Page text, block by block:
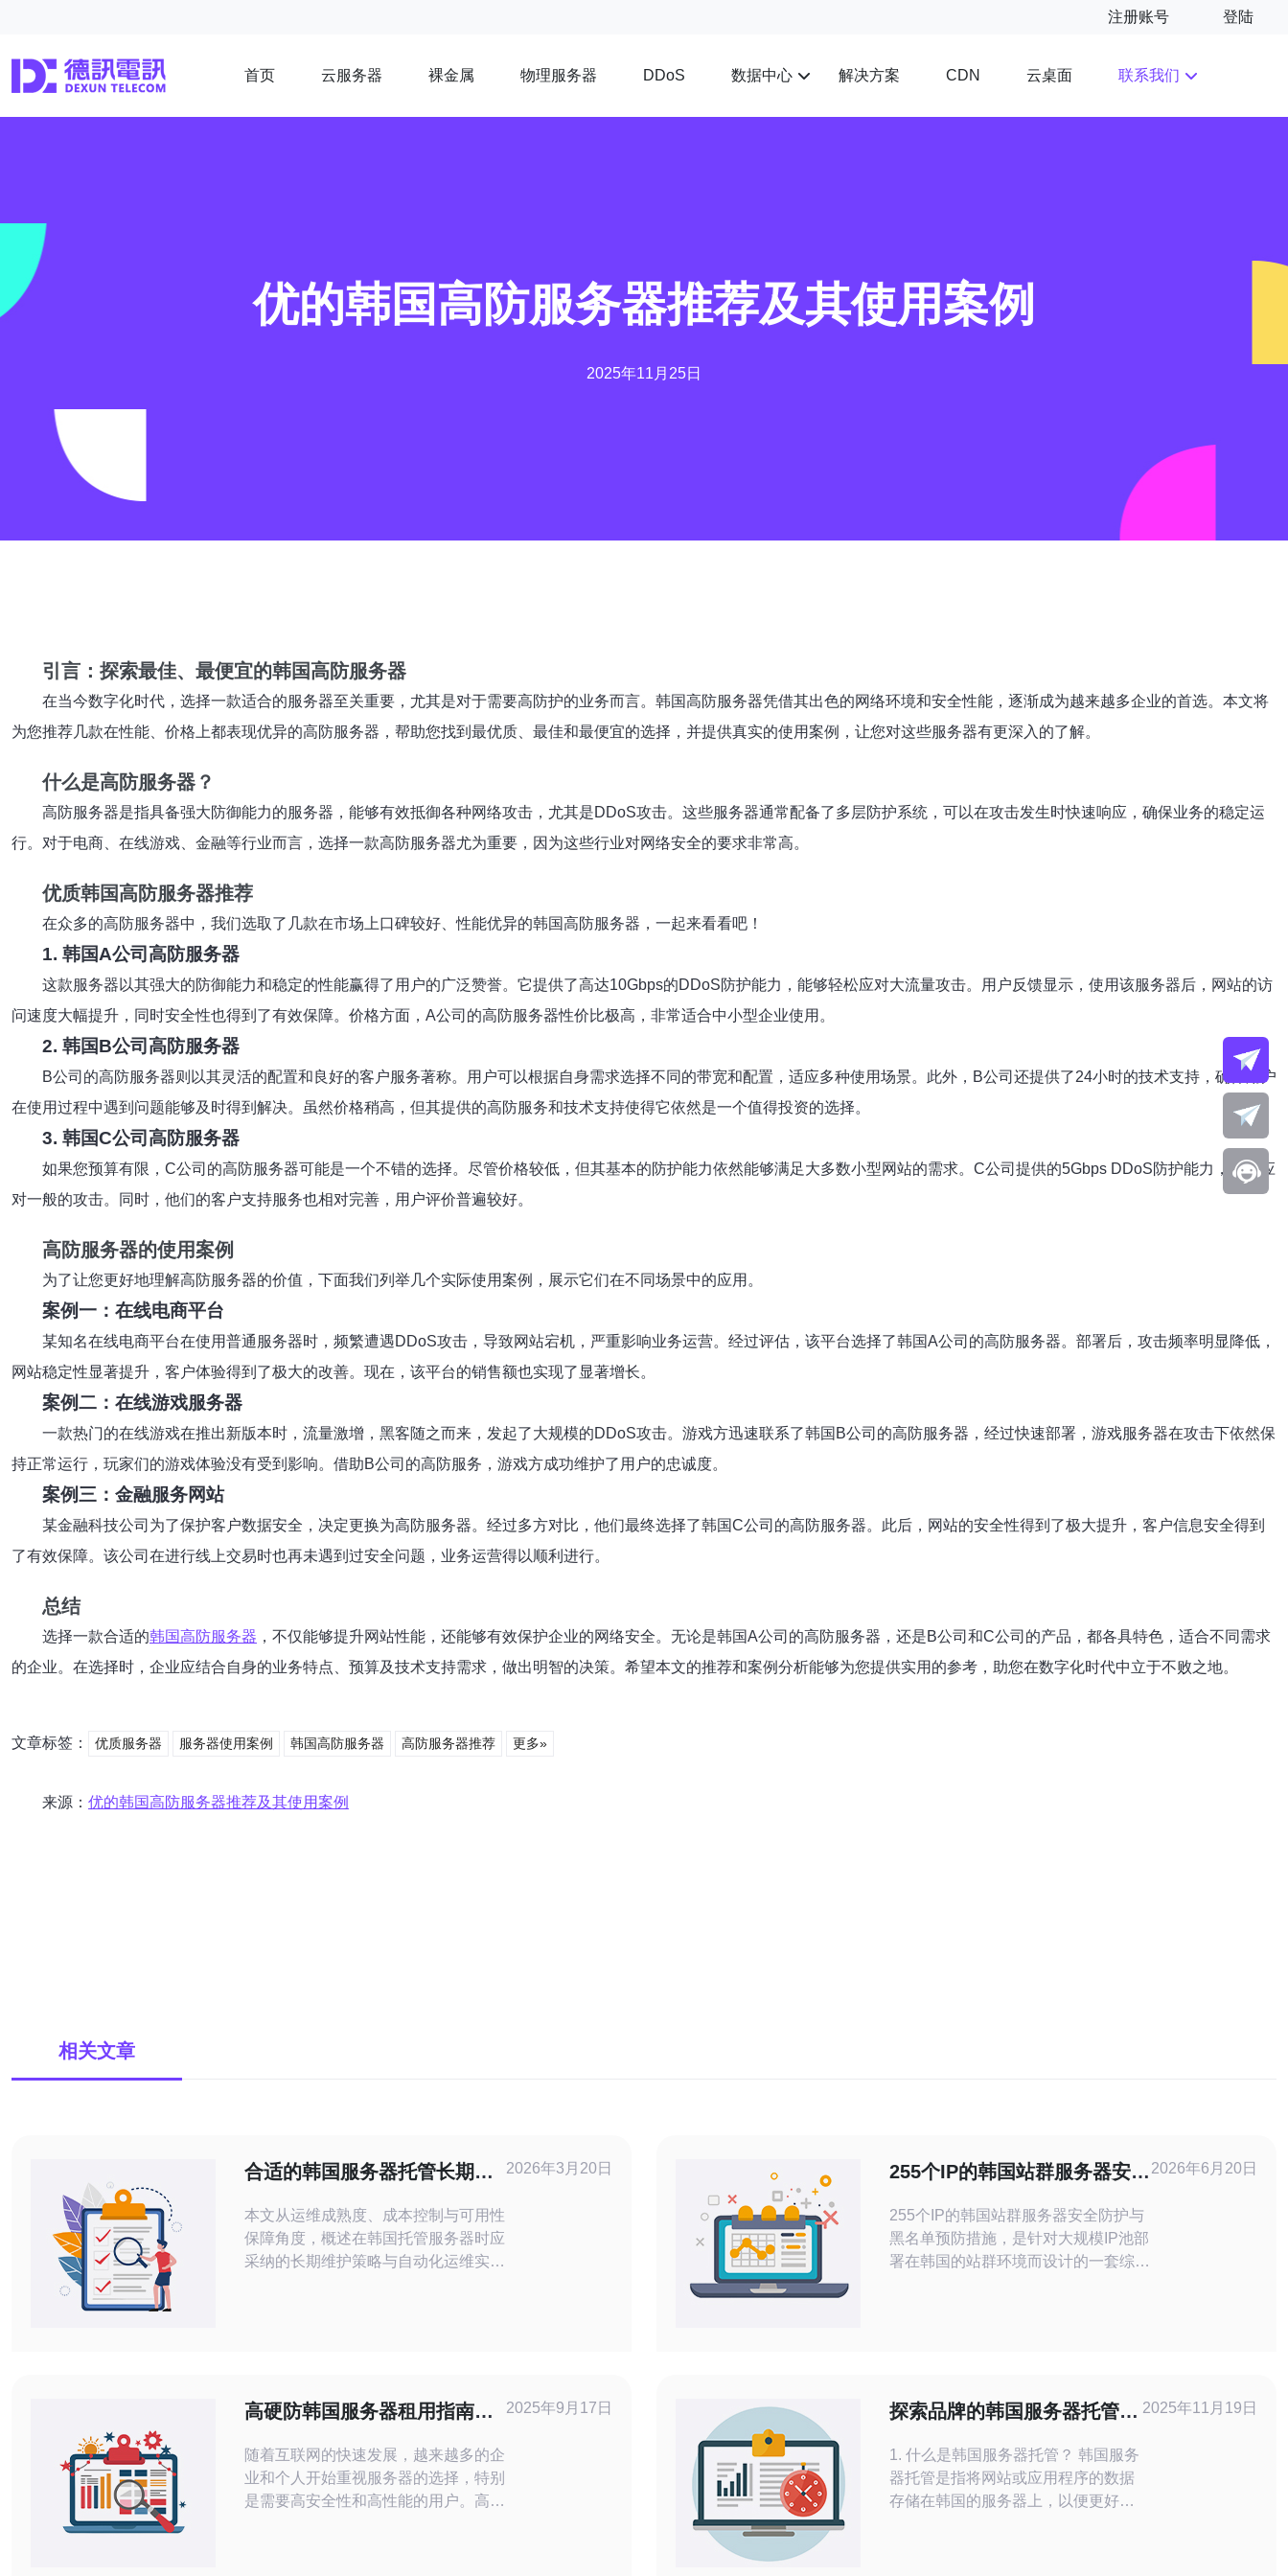
注册账号 登陆
首页 云服务器 裸金属 物理服务器 DDoS 数据中心 解决方案 CDN 云桌面 联系我们
优的韩国高防服务器推荐及其使用案例
2025年11月25日
引言：探索最佳、最便宜的韩国高防服务器
在当今数字化时代，选择一款适合的服务器至关重要，尤其是对于需要高防护的业务而言。韩国高防服务器凭借其出色的网络环境和安全性能，逐渐成为越来越多企业的首选。本文将
为您推荐几款在性能、价格上都表现优异的高防服务器，帮助您找到最优质、最佳和最便宜的选择，并提供真实的使用案例，让您对这些服务器有更深入的了解。
什么是高防服务器？
高防服务器是指具备强大防御能力的服务器，能够有效抵御各种网络攻击，尤其是DDoS攻击。这些服务器通常配备了多层防护系统，可以在攻击发生时快速响应，确保业务的稳定运
行。对于电商、在线游戏、金融等行业而言，选择一款高防服务器尤为重要，因为这些行业对网络安全的要求非常高。
优质韩国高防服务器推荐
在众多的高防服务器中，我们选取了几款在市场上口碑较好、性能优异的韩国高防服务器，一起来看看吧！
1. 韩国A公司高防服务器
这款服务器以其强大的防御能力和稳定的性能赢得了用户的广泛赞誉。它提供了高达10Gbps的DDoS防护能力，能够轻松应对大流量攻击。用户反馈显示，使用该服务器后，网站的访
问速度大幅提升，同时安全性也得到了有效保障。价格方面，A公司的高防服务器性价比极高，非常适合中小型企业使用。
2. 韩国B公司高防服务器
B公司的高防服务器则以其灵活的配置和良好的客户服务著称。用户可以根据自身需求选择不同的带宽和配置，适应多种使用场景。此外，B公司还提供了24小时的技术支持，确保用户
在使用过程中遇到问题能够及时得到解决。虽然价格稍高，但其提供的高防服务和技术支持使得它依然是一个值得投资的选择。
3. 韩国C公司高防服务器
如果您预算有限，C公司的高防服务器可能是一个不错的选择。尽管价格较低，但其基本的防护能力依然能够满足大多数小型网站的需求。C公司提供的5Gbps DDoS防护能力，足以应
对一般的攻击。同时，他们的客户支持服务也相对完善，用户评价普遍较好。
高防服务器的使用案例
为了让您更好地理解高防服务器的价值，下面我们列举几个实际使用案例，展示它们在不同场景中的应用。
案例一：在线电商平台
某知名在线电商平台在使用普通服务器时，频繁遭遇DDoS攻击，导致网站宕机，严重影响业务运营。经过评估，该平台选择了韩国A公司的高防服务器。部署后，攻击频率明显降低，
网站稳定性显著提升，客户体验得到了极大的改善。现在，该平台的销售额也实现了显著增长。
案例二：在线游戏服务器
一款热门的在线游戏在推出新版本时，流量激增，黑客随之而来，发起了大规模的DDoS攻击。游戏方迅速联系了韩国B公司的高防服务器，经过快速部署，游戏服务器在攻击下依然保
持正常运行，玩家们的游戏体验没有受到影响。借助B公司的高防服务，游戏方成功维护了用户的忠诚度。
案例三：金融服务网站
某金融科技公司为了保护客户数据安全，决定更换为高防服务器。经过多方对比，他们最终选择了韩国C公司的高防服务器。此后，网站的安全性得到了极大提升，客户信息安全得到
了有效保障。该公司在进行线上交易时也再未遇到过安全问题，业务运营得以顺利进行。
总结
选择一款合适的韩国高防服务器 ，不仅能够提升网站性能，还能够有效保护企业的网络安全。无论是韩国A公司的高防服务器，还是B公司和C公司的产品，都各具特色，适合不同需求
的企业。在选择时，企业应结合自身的业务特点、预算及技术支持需求，做出明智的决策。希望本文的推荐和案例分析能够为您提供实用的参考，助您在数字化时代中立于不败之地。
文章标签： 优质服务器 服务器使用案例 韩国高防服务器 高防服务器推荐 更多»
来源： 优的韩国高防服务器推荐及其使用案例
相关文章
合适的韩国服务器托管长期维
本文从运维成熟度、成本控制与可用性
保障角度，概述在韩国托管服务器时应
采纳的长期维护策略与自动化运维实
宽计费与本地法规影响，还涉及供应商
差异与语言沟通成本。因此，
2026年3月20日
255个IP的韩国站群服务器安全
255个IP的韩国站群服务器安全防护与
黑名单预防措施，是针对大规模IP池部
署在韩国的站群环境而设计的一套综合
置独立的反向DNS（PTR）记录，确
保域名与IP的反向解
2026年6月20日
高硬防韩国服务器租用指南与
随着互联网的快速发展，越来越多的企
业和个人开始重视服务器的选择，特别
是需要高安全性和高性能的用户。高硬
2025年9月17日
探索品牌的韩国服务器托管，
1. 什么是韩国服务器托管？ 韩国服务
器托管是指将网站或应用程序的数据
存储在韩国的服务器上，以便更好地
2025年11月19日